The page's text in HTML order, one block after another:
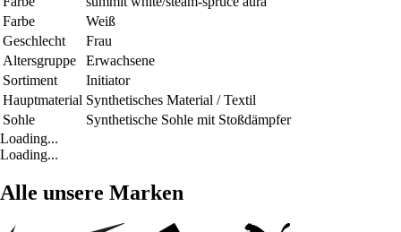
Farbe
Weiß
Geschlecht
Frau
Altersgruppe
Erwachsene
Sortiment
Initiator
Hauptmaterial Synthetisches Material / Textil
Sohle
Synthetische Sohle mit Stoßdämpfer
Loading...
Loading...
Alle unsere Marken